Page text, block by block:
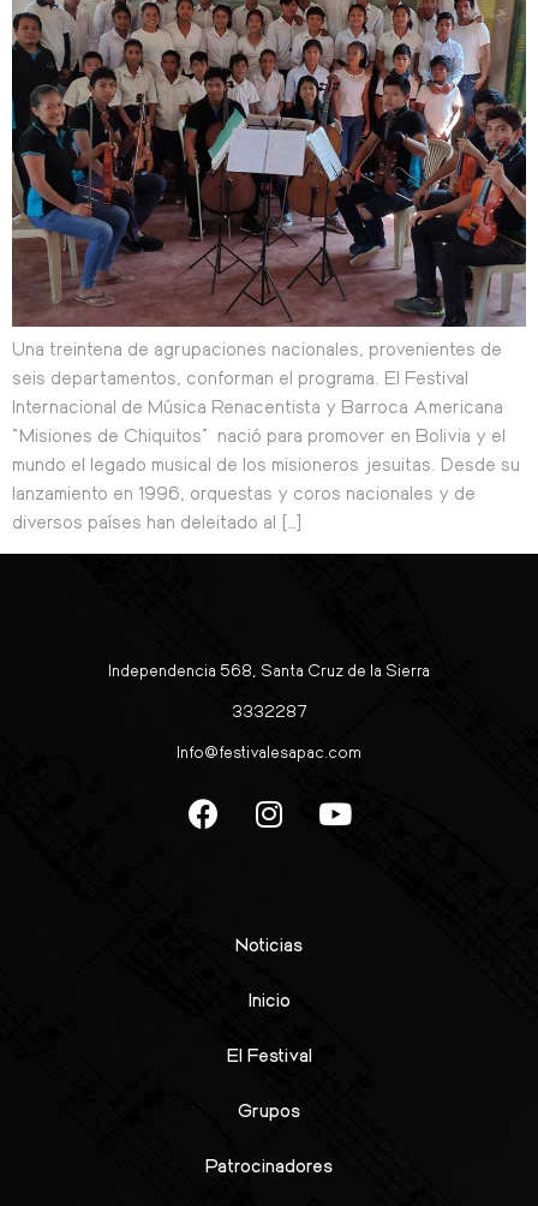
Una treintena de agrupaciones nacionales, provenientes de
seis departamentos, conforman el programa. El Festival
Internacional de Música Renacentista y Barroca Americana
“Misiones de Chiquitos” nació para promover en Bolivia y el
mundo el legado musical de los misioneros jesuitas. Desde su
lanzamiento en 1996, orquestas y coros nacionales y de
diversos países han deleitado al […]
Independencia 568, Santa Cruz de la Sierra
3332287
Info@festivalesapac.com
Noticias
Inicio
El Festival
Grupos
Patrocinadores